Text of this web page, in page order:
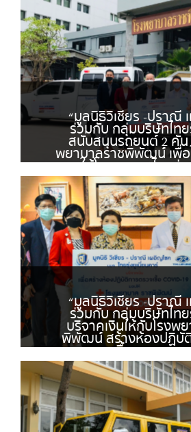
“มูลนิธิวิเชียร -ปราณี
ร่วมกับ กลุ่มบริษัทไท
สนับสนุนรถยนต์ 2 คัน
พยาบาลราชพิพัฒน์ เพื่อ
ภายใต้โครงการ “ไทยรุ่
COVID-19”
“มูลนิธิวิเชียร -ปราณี
ร่วมกับ กลุ่มบริษัทไทย
บริจาคเงินให้กับโรงพ
พิพัฒน์ สร้างห้องปฏิบั
เชื้อ COVID-